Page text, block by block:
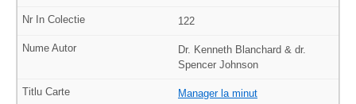
122
Dr. Kenneth Blanchard & dr.
Spencer Johnson
Manager la minut